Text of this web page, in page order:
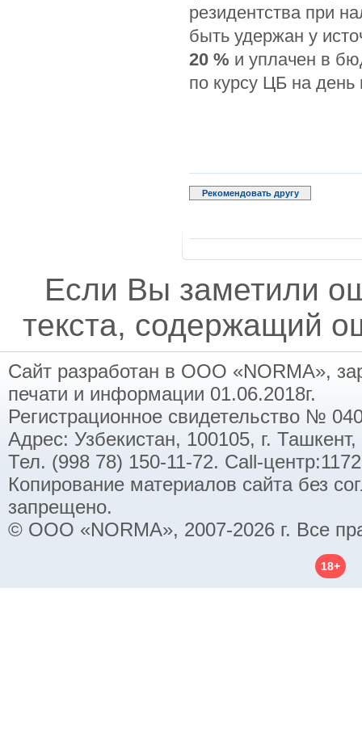
резидентства при
быть удержан у
20 % и уплачен в
по курсу ЦБ на
Рекомендовать другу
Если Вы заметили
текста, содержащий
Сайт разработан в ООО «NORMA»,
печати и информации 01.06.2018г.
Регистрационное свидетельство №
Адрес: Узбекистан, 100105, г.
Тел. (998 78) 150-11-72. Call-
Копирование материалов сайта без
запрещено.
© ООО «NORMA», 2007-2026 г. Все
18+